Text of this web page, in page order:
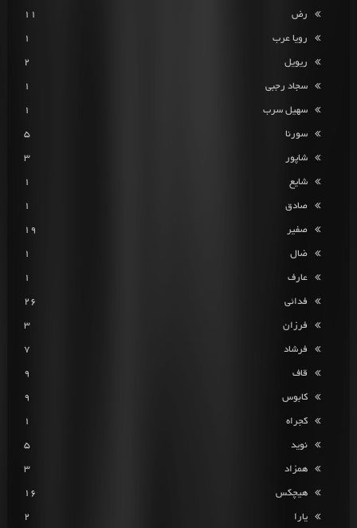
رض 11
رویا عرب 1
ریویل 2
سجاد رجبی 1
سهیل سرب 1
سورنا 5
شاپور 3
شایع 1
صادق 1
صفیر 19
ضال 1
عارف 1
فدائی 26
فرزان 3
فرشاد 7
قاف 9
کابوس 9
کجراه 1
نوید 5
همزاد 3
هیچکس 16
یارا 2